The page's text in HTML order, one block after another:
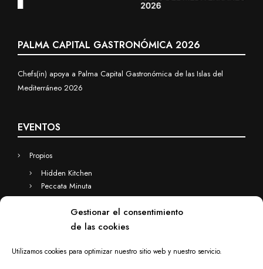
Gestionar el consentimiento
de las cookies
Utilizamos cookies para optimizar nuestro sitio web y nuestro servicio.
PALMA CAPITAL GASTRONÓMICA 2026
Chefs(in) apoya a Palma Capital Gastronómica de las Islas del
Mediterráneo 2026
EVENTOS
Propios
Hidden Kitchen
Peccata Minuta
Eventos a medida
Hidden Kitchen Business